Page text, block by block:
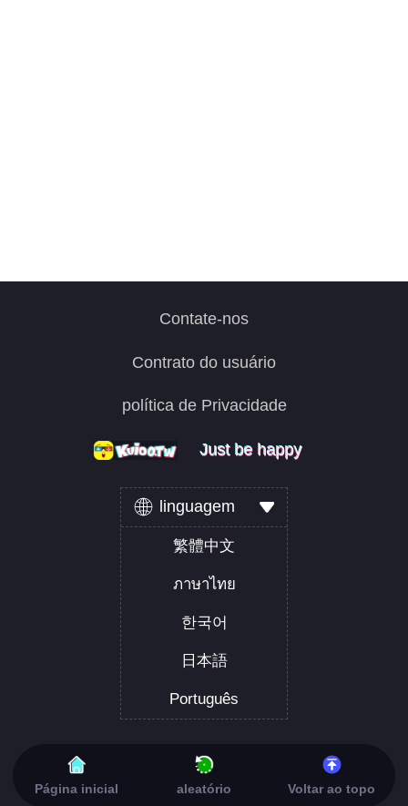
Contate-nos
Contrato do usuário
política de Privacidade
Just be happy
Just be happy
Just be happy
linguagem
繁體中文
ภาษาไทย
한국어
日本語
Português
Página inicial aleatório Voltar ao topo